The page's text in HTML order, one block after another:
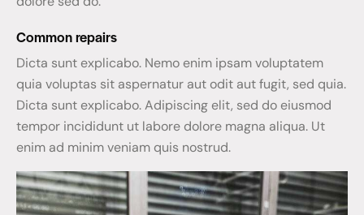
Common repairs
Dicta sunt explicabo. Nemo enim ipsam voluptatem
quia voluptas sit aspernatur aut odit aut fugit, sed quia.
Dicta sunt explicabo. Adipiscing elit, sed do eiusmod
tempor incididunt ut labore dolore magna aliqua. Ut
enim ad minim veniam quis nostrud.